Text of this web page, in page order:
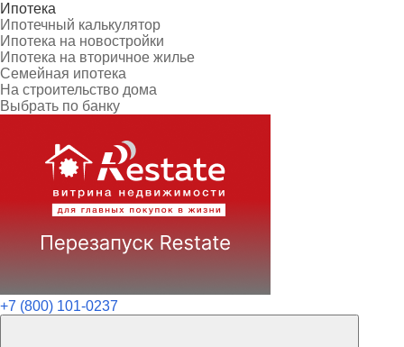
Ипотека
Ипотечный калькулятор
Ипотека на новостройки
Ипотека на вторичное жилье
Семейная ипотека
На строительство дома
Выбрать по банку
+7 (800) 101-0237